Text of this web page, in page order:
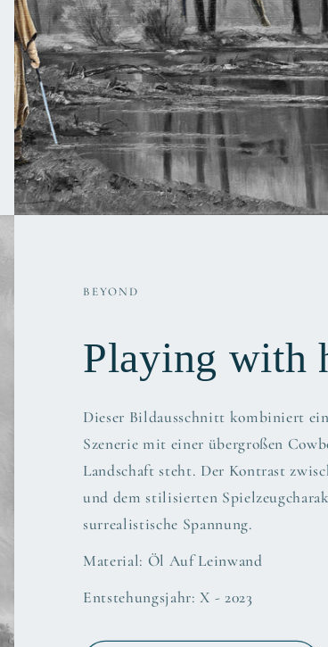
BEYOND
Playing with
Dieser Bildausschnitt kombiniert
Szenerie mit einer übergroßen
Landschaft steht. Der Kontrast
und dem stilisierten
surrealistische Spannung.
Material: Öl Auf Leinwand
Entstehungsjahr: X - 2023